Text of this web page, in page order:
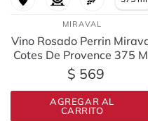
MIRAVAL
Vino Rosado Perrin
Cotes De Provence 375
$ 569
AGREGAR AL
CARRITO